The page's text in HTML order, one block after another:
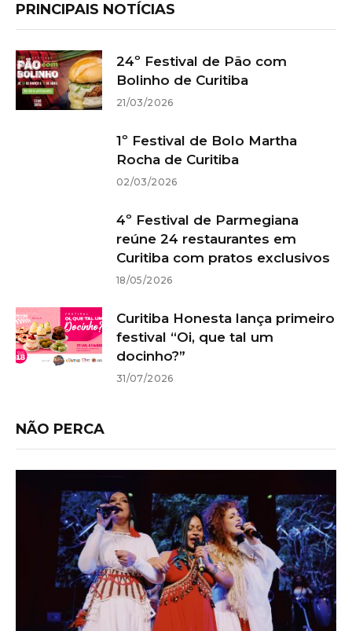
PRINCIPAIS NOTÍCIAS
24º Festival de Pão com
Bolinho de Curitiba
21/03/2026
1º Festival de Bolo Martha
Rocha de Curitiba
02/03/2026
4º Festival de Parmegiana
reúne 24 restaurantes em
Curitiba com pratos exclusivos
18/05/2026
Curitiba Honesta lança primeiro
festival “Oi, que tal um
docinho?”
31/07/2026
NÃO PERCA